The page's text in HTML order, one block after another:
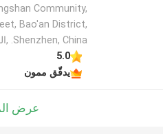
Community,
Bao'an District,
Shenzhen, China. ,الصين
5.0
يدقّق ممون
عرض